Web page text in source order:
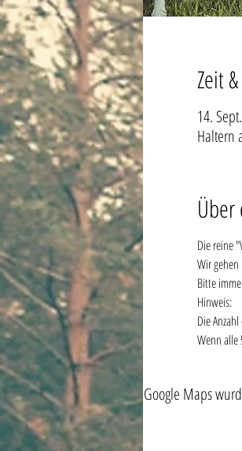
Zeit
14.
Haltern
Die reine
Wir
Bitte
Hinweis:
Die
Wenn alle
Google Maps